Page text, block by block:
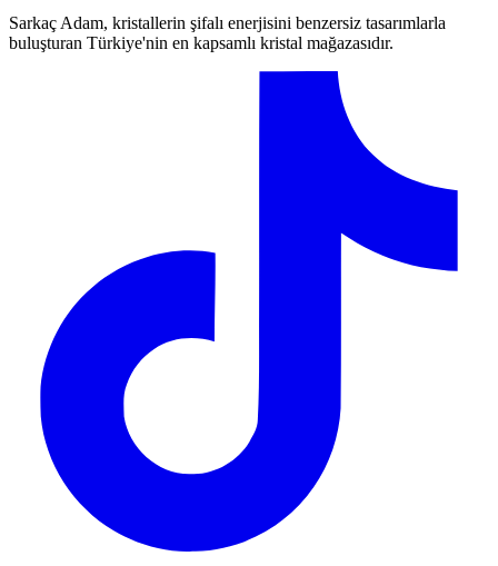
Sarkaç Adam, kristallerin şifalı enerjisini benzersiz tasarımlarla
buluşturan Türkiye'nin en kapsamlı kristal mağazasıdır.